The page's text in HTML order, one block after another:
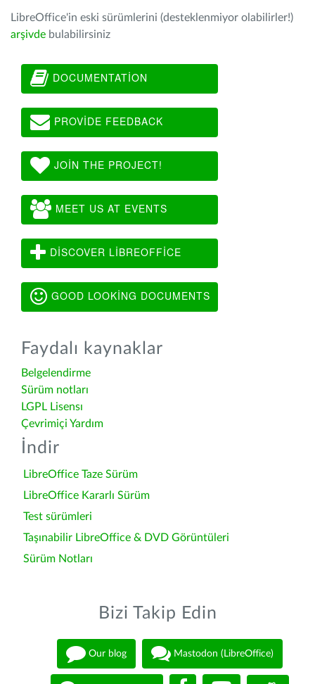
LibreOffice'in eski sürümlerini (desteklenmiyor olabilirler!)
arşivde bulabilirsiniz
DOCUMENTATION
PROVIDE FEEDBACK
JOIN THE PROJECT!
MEET US AT EVENTS
DISCOVER LIBREOFFICE
GOOD LOOKING DOCUMENTS
Faydalı kaynaklar
Belgelendirme
Sürüm notları
LGPL Lisensı
Çevrimiçi Yardım
İndir
LibreOffice Taze Sürüm
LibreOffice Kararlı Sürüm
Test sürümleri
Taşınabilir LibreOffice & DVD Görüntüleri
Sürüm Notları
Bizi Takip Edin
Our blog Mastodon (LibreOffice)